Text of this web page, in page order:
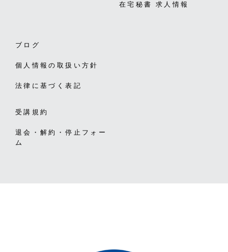
在宅秘書 求人情報
ブログ
個人情報の取扱い方針
法律に基づく表記
受講規約
退会・解約・停止フォー
ム